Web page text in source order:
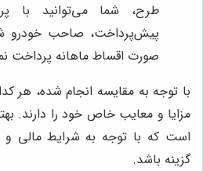
طرح، شما می‌توانید با
پیش‌پرداخت، صاحب خودرو
صورت اقساط ماهانه پرداخت
با توجه به مقایسه انجام شده، هر
مزایا و معایب خاص خود را دارند.
است که با توجه به شرایط مالی و
گزینه باشد.